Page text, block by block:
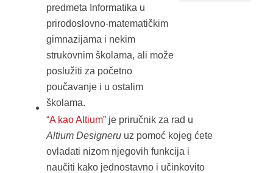
predmeta Informatika u
prirodoslovno-matematičkim
gimnazijama i nekim
strukovnim školama, ali može
poslužiti za početno
poučavanje i u ostalim
školama.
“A kao Altium” je priručnik za rad u
Altium Designeru uz pomoć kojeg ćete
ovladati nizom njegovih funkcija i
naučiti kako jednostavno i učinkovito